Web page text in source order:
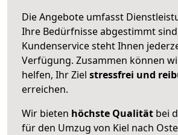
Die Angebote umfasst
Ihre Bedürfnisse abgestimmt
Kundenservice steht Ihnen
Verfügung. Zusammen können
helfen, Ihr Ziel stressfrei und
erreichen.
Wir bieten höchste Qualität bei
für den Umzug von Kiel nach